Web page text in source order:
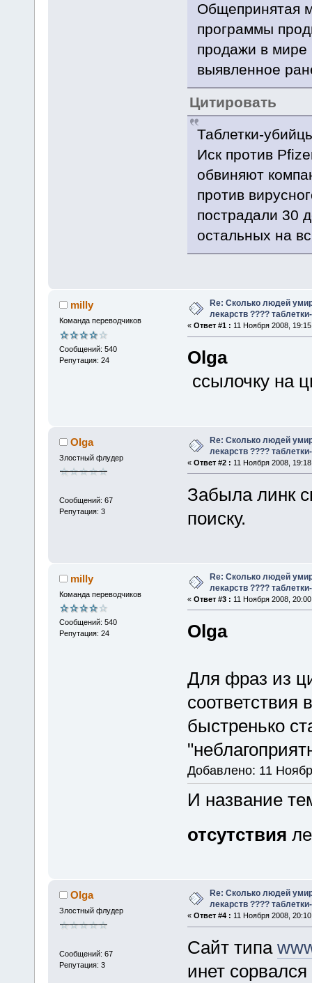
Общепринятая
программы
продажи в
выявленное
Цитировать
Таблетки-
Иск против
обвиняют
против
пострадали 30
остальных на
milly
Команда переводчиков
Сообщений: 540
Репутация: 24
Re: Сколько людей
лекарств ????
« Ответ #1 : 11 Ноября 2008,
Olga
ссылочку на
Olga
Злостный флудер
Сообщений: 67
Репутация: 3
Re: Сколько людей
лекарств ????
« Ответ #2 : 11 Ноября 2008,
Забыла линк
поиску.
milly
Команда переводчиков
Сообщений: 540
Репутация: 24
Re: Сколько людей
лекарств ????
« Ответ #3 : 11 Ноября 2008,
Olga
Для фраз из
быстренько
Добавлено: 11
И название
отсутствия
Olga
Злостный флудер
Сообщений: 67
Репутация: 3
Re: Сколько людей
лекарств ????
« Ответ #4 : 11 Ноября 2008,
Сайт типа
инет